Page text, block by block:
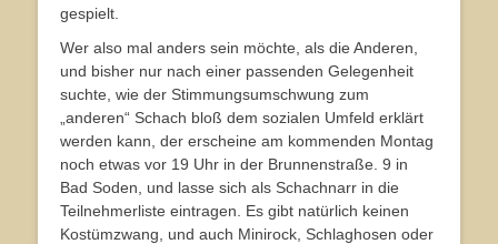
gespielt.
Wer also mal anders sein möchte, als die Anderen,
und bisher nur nach einer passenden Gelegenheit
suchte, wie der Stimmungsumschwung zum
„anderen“ Schach bloß dem sozialen Umfeld erklärt
werden kann, der erscheine am kommenden Montag
noch etwas vor 19 Uhr in der Brunnenstraße. 9 in
Bad Soden, und lasse sich als Schachnarr in die
Teilnehmerliste eintragen. Es gibt natürlich keinen
Kostümzwang, und auch Minirock, Schlaghosen oder